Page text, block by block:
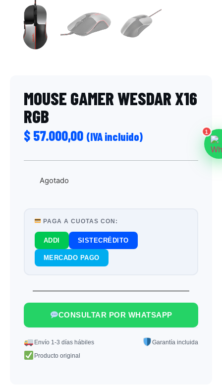
MOUSE GAMER WESDAR X16
RGB
$ 57.000,00 (IVA incluido)
Agotado
PAGA A CUOTAS CON:
ADDI SISTECRÉDITO
MERCADO PAGO
CONSULTAR POR WHATSAPP
Envío 1-3 días hábiles
Garantía incluida
Producto original
1